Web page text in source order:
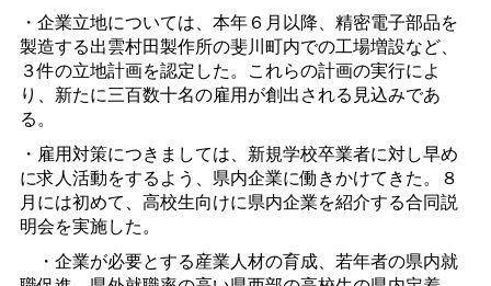
・企業立地については、本年６月以降、精密電子部品を
製造する出雲村田製作所の斐川町内での工場増設など、
３件の立地計画を認定した。これらの計画の実行によ
り、新たに三百数十名の雇用が創出される見込みであ
る。
・雇用対策につきましては、新規学校卒業者に対し早め
に求人活動をするよう、県内企業に働きかけてきた。８
月には初めて、高校生向けに県内企業を紹介する合同説
明会を実施した。
・企業が必要とする産業人材の育成、若年者の県内就